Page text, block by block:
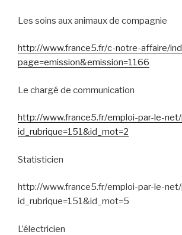
Les soins aux animaux de compagnie
http://www.france5.fr/c-notre-affaire/
page=emission&emission=1166
Le chargé de communication
http://www.france5.fr/emploi-par-le-
id_rubrique=151&id_mot=2
Statisticien
http://www.france5.fr/emploi-par-le-
id_rubrique=151&id_mot=5
L’électricien